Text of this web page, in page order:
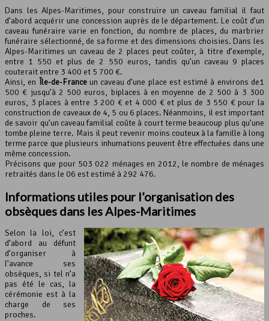
Dans les Alpes-Maritimes, pour construire un caveau familial il faut
d’abord acquérir une concession auprès de le département. Le coût d’un
caveau funéraire varie en fonction, du nombre de places, du marbrier
funéraire sélectionné, de sa forme et des dimensions choisies. Dans les
Alpes-Maritimes un caveau de 2 places peut coûter, à titre d’exemple,
entre 1 550 et plus de 2 550 euros, tandis qu’un caveau 9 places
couterait entre 3 400 et 5 700 €.
Ainsi, en Île-de-Franceun caveau d’une place est estimé à environs de1
500 € jusqu’à 2 500 euros, biplaces à en moyenne de 2 500 à 3 300
euros, 3 places à entre 3 200 € et 4 000 € et plus de 3 550 € pour la
construction de caveaux de 4, 5 ou 6 places. Néanmoins, il est important
de savoir qu’un caveau familial coûte à court terme beaucoup plus qu’une
tombe pleine terre. Mais il peut revenir moins couteux à la famille à long
terme parce que plusieurs inhumations peuvent être effectuées dans une
même concession.
Précisons que pour 503 022 ménages en 2012, le nombre de ménages
retraités dans le 06 est estimé à 292 476.
Informations utiles pour l’organisation des
obsèques dans les Alpes-Maritimes
Selon la loi, c’est
d’abord au défunt
d’organiser à
l’avance ses
obsèques, si tel n’a
pas été le cas, la
cérémonie est à la
charge de ses
proches.